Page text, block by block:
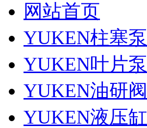
网站首页
YUKEN柱塞泵
YUKEN叶片泵
YUKEN油研阀
YUKEN液压缸